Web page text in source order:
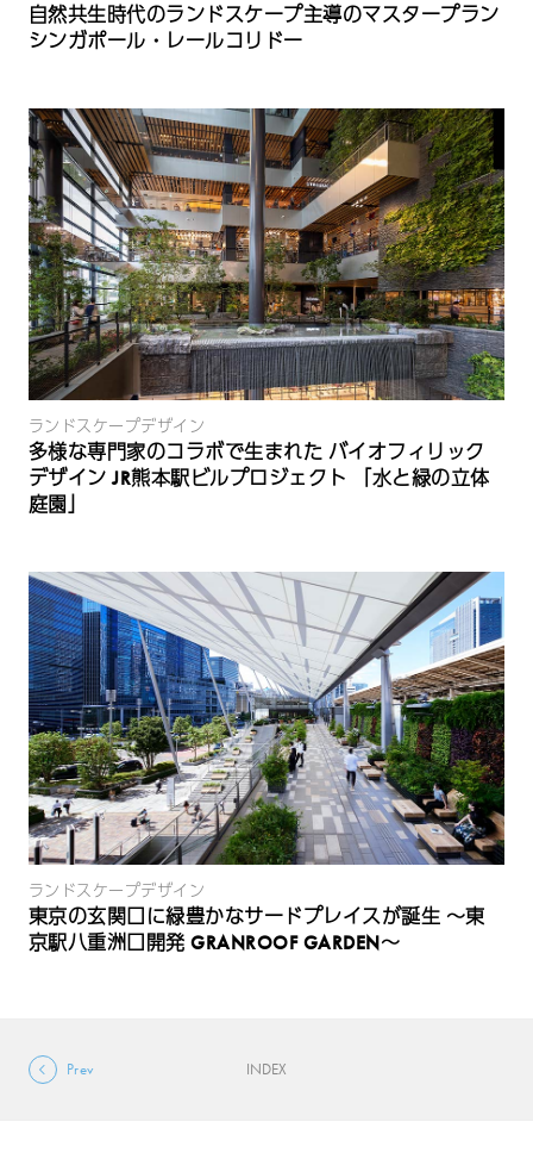
自然共生時代のランドスケープ主導のマスタープラン
シンガポール・レールコリドー
ランドスケープデザイン
多様な専門家のコラボで生まれた バイオフィリック
デザイン JR熊本駅ビルプロジェクト 「水と緑の立体
庭園」
ランドスケープデザイン
東京の玄関口に緑豊かなサードプレイスが誕生 ～東
京駅八重洲口開発 GRANROOF GARDEN～
Prev INDEX